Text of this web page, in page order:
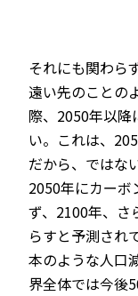
それにも関わら
遠い先のことの
際、2050年以降
い。これは、
だから、ではな
2050年にカーボ
ず、2100年、さ
らすと予測され
本のような人口
界全体では今後